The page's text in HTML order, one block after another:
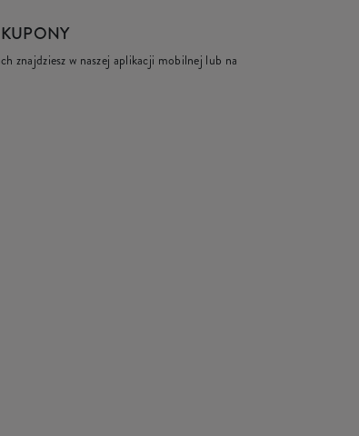
znajdziesz w naszej aplikacji mobilnej lub na